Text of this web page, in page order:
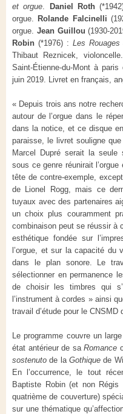
et orgue. Daniel Roth
orgue. Rolande Falcinelli
orgue. Jean Guillou (1930-
Robin (*1976) : Les Rouages
Thibaut Reznicek,
Saint-Étienne-du-Mont à
juin 2019. Livret en français,
« Depuis trois ans notre
autour de l’orgue dans le
dans la notice, et ce disque
paraisse, le livret souligne
Marcel Dupré serait la seule
sous ce genre réunirait
tête de contre-exemple,
de Lionel Rogg, mais ce
tuyaux avec des partenaires
un choix plus couramment
combinaison peut se réussir à
esthétique fondée sur
l’orgue, et sur la capacité du
dans le plan sonore. Le
sélectionner en permanence
de choisir les timbres qui
l’instrument à cordes » ainsi
travail d’étude pour le CNSMD
Le programme couvre un
état antérieur de sa Romance
sostenuto de la Gothique de
En l’occurrence, le tout
Baptiste Robin (et non Régis
quatrième de couverture)
sur une thématique